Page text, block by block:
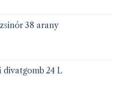
38 arany
divatgomb 24 L